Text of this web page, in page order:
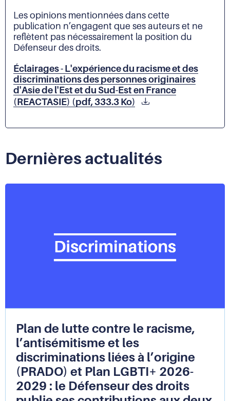
Les opinions mentionnées dans cette
publication n’engagent que ses auteurs et ne
reflètent pas nécessairement la position du
Défenseur des droits.
Éclairages - L'expérience du racisme et des
discriminations des personnes originaires
d'Asie de l'Est et du Sud-Est en France
(REACTASIE) (pdf, 333.3 Ko)
Dernières actualités
Plan de lutte contre le racisme,
l’antisémitisme et les
discriminations liées à l’origine
(PRADO) et Plan LGBTI+ 2026-
2029 : le Défenseur des droits